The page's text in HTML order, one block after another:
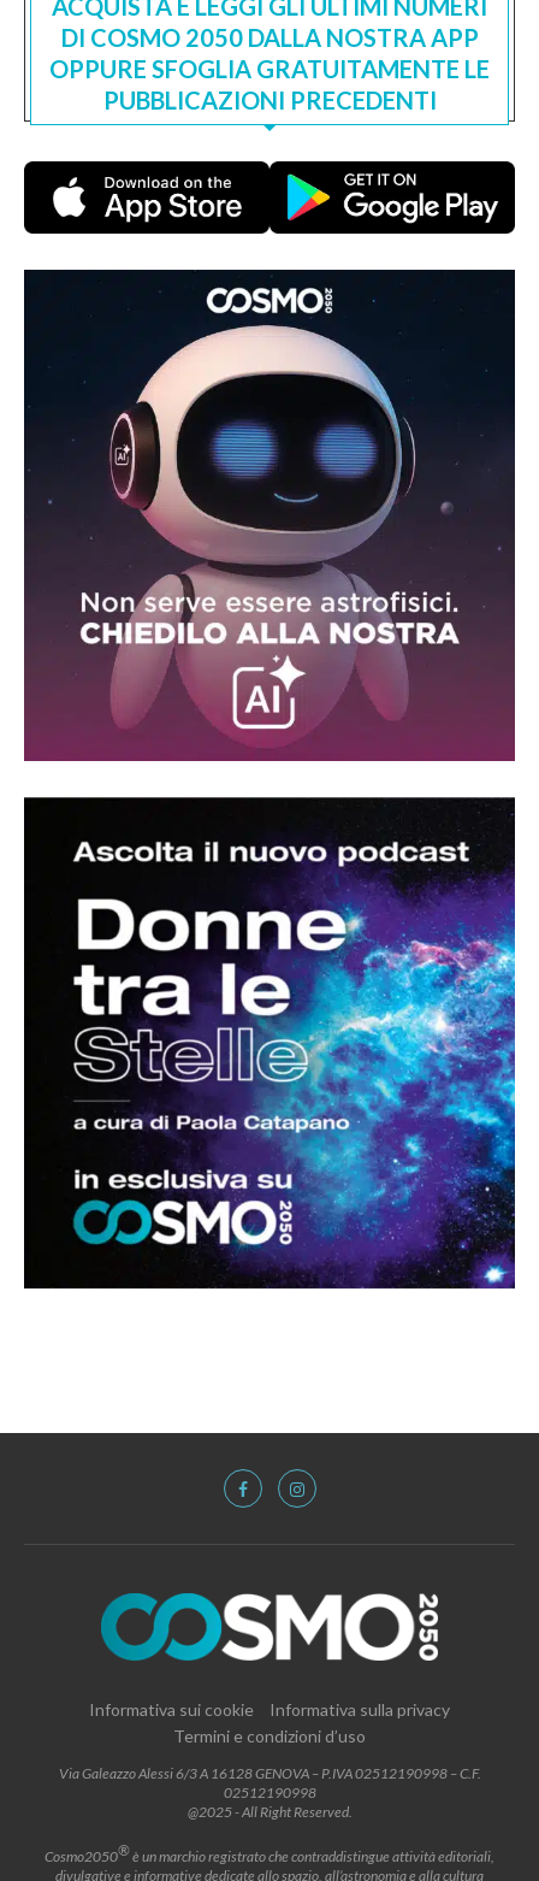
DI COSMO 2050 DALLA NOSTRA APP
OPPURE SFOGLIA GRATUITAMENTE LE
PUBBLICAZIONI PRECEDENTI
Informativa sui cookie
Informativa sulla privacy
Termini e condizioni d’uso
Via Galeazzo Alessi 6/3 A 16128 GENOVA – P.IVA 02512190998 – C.F.
02512190998
@2025 - All Right Reserved.
Cosmo2050®è un marchio registrato che contraddistingue attività editoriali,
divulgative e informative dedicate allo spazio, all’astronomia e alla cultura